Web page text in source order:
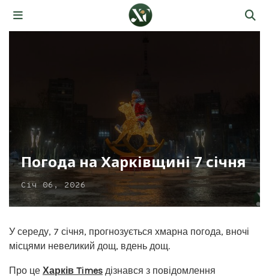
Погода на Харківщині 7 січня
Січ 06, 2026
У середу, 7 січня, прогнозується хмарна погода, вночі
місцями невеликий дощ, вдень дощ.
Про це Харків Times дізнався з повідомлення